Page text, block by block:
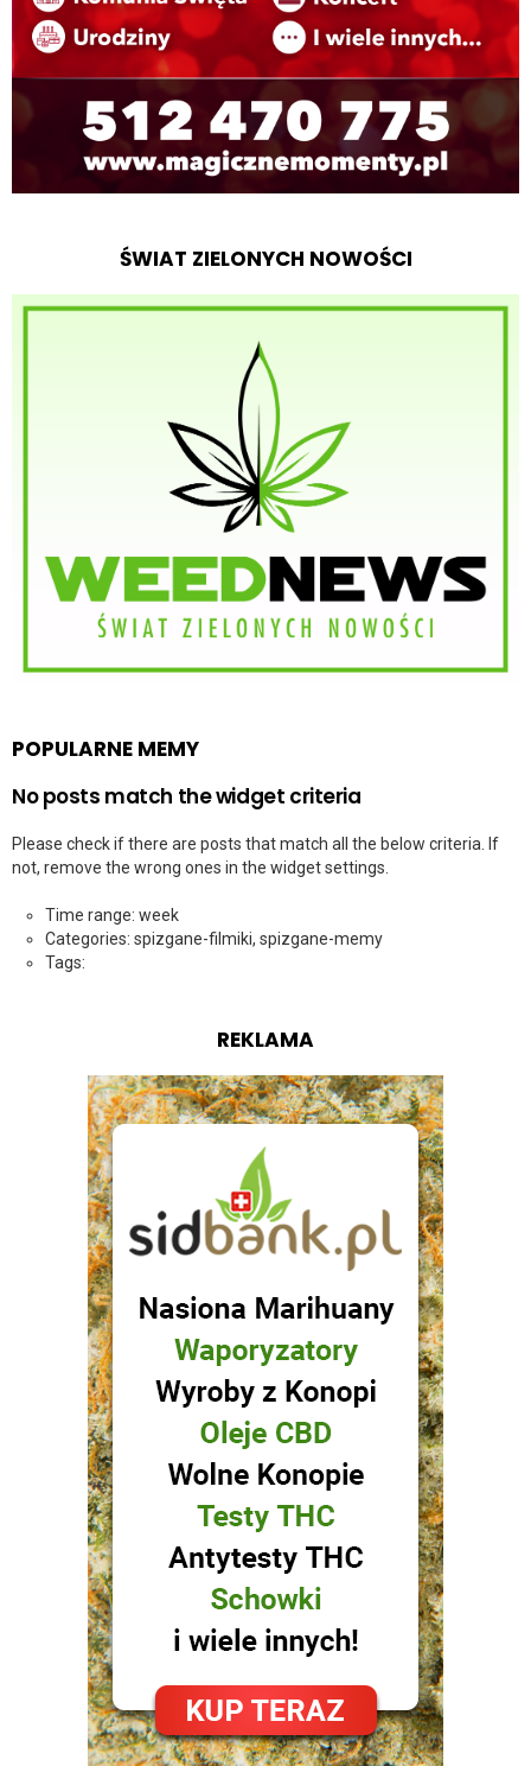
ŚWIAT ZIELONYCH NOWOŚCI
POPULARNE MEMY
No posts match the widget criteria
Please check if there are posts that match all the below criteria. If
not, remove the wrong ones in the widget settings.
Time range: week
Categories: spizgane-filmiki, spizgane-memy
Tags:
REKLAMA